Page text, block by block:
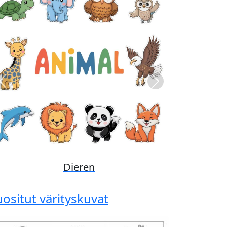
Disney
Previous Next
värityskuvat